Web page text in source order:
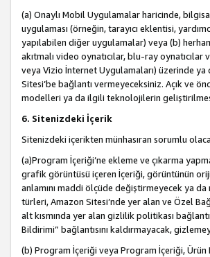
(a) Onaylı Mobil Uygulamalar haricinde,
uygulaması (örneğin, tarayıcı eklentisi,
yapılabilen diğer uygulamalar) veya (b)
akıtmalı video oynatıcılar, blu-ray
veya Vizio İnternet Uygulamaları) üzerinde
Sitesi’be bağlantı vermeyeceksiniz. Açık ve
modelleri ya da ilgili teknolojilerin
6. Sitenizdeki İçerik
Sitenizdeki içerikten münhasıran sorumlu
(a)Program İçeriği’ne ekleme ve çıkarma
grafik görüntüsü içeren İçeriği, görüntünün
anlamını maddi ölçüde değiştirmeyecek ya da
türleri, Amazon Sitesi’nde yer alan ve Özel
alt kısmında yer alan gizlilik politikası
Bildirimi” bağlantısını kaldırmayacak,
(b) Program İçeriği veya Program İçeriği, Ürün